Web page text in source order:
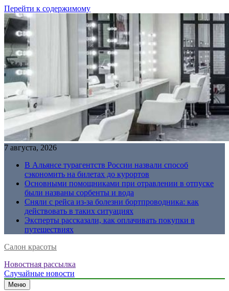
Перейти к содержимому
7 августа, 2026
В Альянсе турагентств России назвали способ
сэкономить на билетах до курортов
Основными помощниками при отравлении в отпуске
были названы сорбенты и вода
Сняли с рейса из-за болезни бортпроводника: как
действовать в таких ситуациях
Эксперты рассказали, как оплачивать покупки в
путешествиях
Салон красоты
Новостная рассылка
Случайные новости
Меню